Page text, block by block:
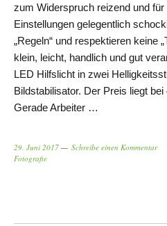
zum Widerspruch reizend und
Einstellungen gelegentlich
„Regeln“ und respektieren keine
klein, leicht, handlich und gut
LED Hilfslicht in zwei
Bildstabilisator. Der Preis liegt
Gerade Arbeiter …
29. Juni 2017
Schreibe einen Kommentar
Fotografie